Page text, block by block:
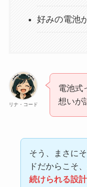
好みの電池
リナ・コード
電池式
想いが
そう、まさに
ドだからこそ、
続けられる設計